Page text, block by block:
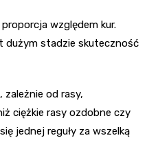
względem kur.
dużym stadzie skuteczność
, zależnie od rasy,
ciężkie rasy ozdobne czy
jednej reguły za wszelką